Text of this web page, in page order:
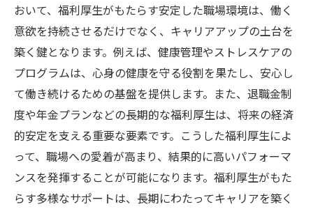
おいて、福利厚生がもたらす安定した職場環境は、働く
意欲を持続させるだけでなく、キャリアアップの土台を
築く鍵となります。例えば、健康管理やストレスケアの
プログラムは、心身の健康を守る役割を果たし、安心し
て働き続けるための基盤を提供します。また、退職金制
度や年金プランなどの長期的な福利厚生は、将来の経済
的安定を支える重要な要素です。こうした福利厚生によ
って、職場への愛着が高まり、結果的に高いパフォーマ
ンスを発揮することが可能になります。福利厚生がもた
らす多様なサポートは、長期にわたってキャリアを築く